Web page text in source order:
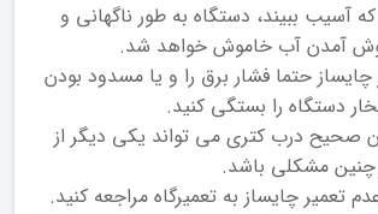
آسیب ببیند، دستگاه به طور ناگهانی و
آمدن آب خاموش خواهد شد.
چایساز حتما فشار برق را و یا مسدود بودن
دستگاه را بستگی کنید.
صحیح درب کتری می تواند یکی دیگر از
چنین مشکلی باشد.
تعمیر چایساز به تعمیرگاه مراجعه کنید.